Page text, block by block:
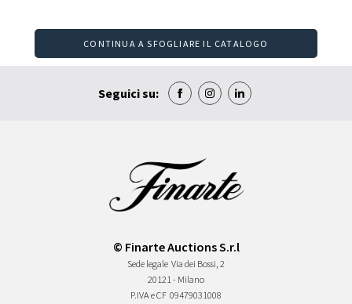
CONTINUA A SFOGLIARE IL CATALOGO
Seguici su:
© Finarte Auctions S.r.l
Sede legale Via dei Bossi, 2
20121 - Milano
P.IVA e CF 09479031008